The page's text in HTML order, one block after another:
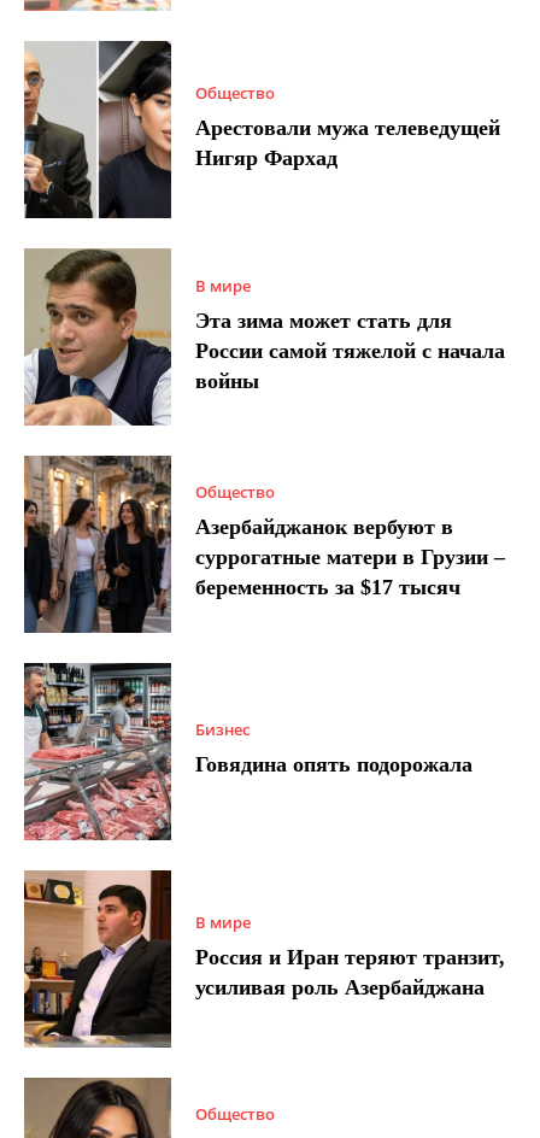
Общество
Арестовали мужа телеведущей
Нигяр Фархад
В мире
Эта зима может стать для
России самой тяжелой с начала
войны
Общество
Азербайджанок вербуют в
суррогатные матери в Грузии –
беременность за $17 тысяч
Бизнес
Говядина опять подорожала
В мире
Россия и Иран теряют транзит,
усиливая роль Азербайджана
Общество